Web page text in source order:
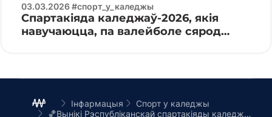
03.03.2026 #спорт_у_каледжы
Спартакіяда каледжаў-2026, якія
навучаюцца, па валейболе сярод
Інфармацыя
Спорт у каледжы
🏀Вынікі Рэспубліканскай спартакіяды каледжаў па баскетболе сярод юніёраў (мужчын)🏀